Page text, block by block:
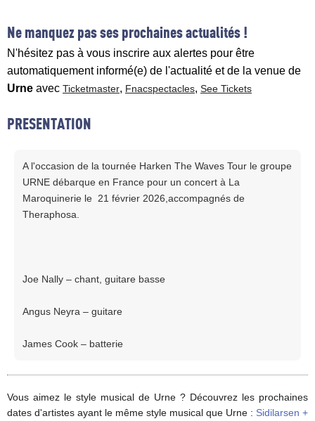
Ne manquez pas ses prochaines actualités !
N'hésitez pas à vous inscrire aux alertes pour être
automatiquement informé(e) de l'actualité et de la venue de
Urne avec Ticketmaster, Fnacspectacles, See Tickets
PRESENTATION
A l'occasion de la tournée Harken The Waves Tour le groupe
URNE débarque en France pour un concert à La
Maroquinerie le 21 février 2026,accompagnés de
Theraphosa.
Joe Nally – chant, guitare basse
Angus Neyra – guitare
James Cook – batterie
Vous aimez le style musical de Urne ? Découvrez les prochaines
dates d'artistes ayant le même style musical que Urne : Sidilarsen +